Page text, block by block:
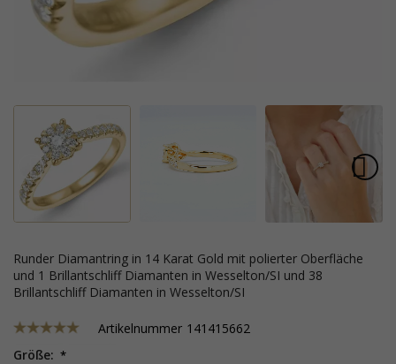
runder Diamantring in 14 Karat Gold mit polierter Oberfläche
und 1 Brillantschliff Diamanten in Wesselton/SI und 38
Brillantschliff Diamanten in Wesselton/SI
Artikelnummer 141415662
Größe: